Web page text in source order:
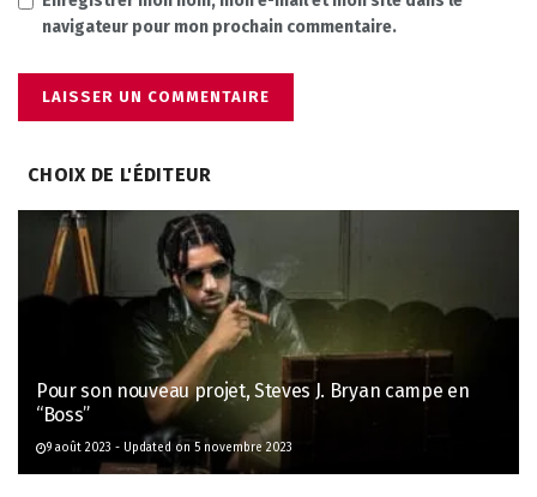
navigateur pour mon prochain commentaire.
CHOIX DE L'ÉDITEUR
Pour son nouveau projet, Steves J. Bryan campe en
“Boss”
9 août 2023 - Updated on 5 novembre 2023